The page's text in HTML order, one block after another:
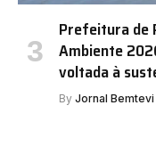
Prefeitura de
Ambiente
voltada à
By Jornal Bemtevi